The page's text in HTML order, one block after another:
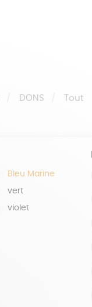
DONS Tout
Bleu Marine
vert
violet